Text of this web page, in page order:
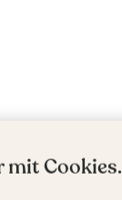
mit Cookies.